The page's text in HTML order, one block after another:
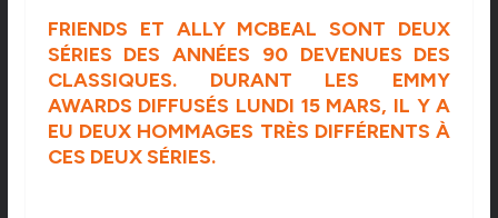
FRIENDS ET ALLY MCBEAL SONT DEUX
SÉRIES DES ANNÉES 90 DEVENUES DES
CLASSIQUES. DURANT LES EMMY
AWARDS DIFFUSÉS LUNDI 15 MARS, IL Y A
EU DEUX HOMMAGES TRÈS DIFFÉRENTS À
CES DEUX SÉRIES.